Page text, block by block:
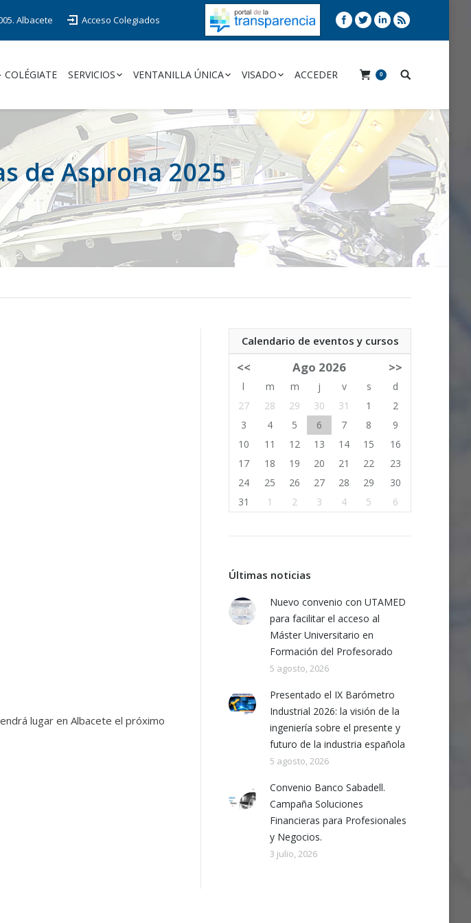
Albacete Acceso Colegiados
SERVICIOS VENTANILLA ÚNICA VISADO ACCEDER 0
de Asprona 2025
lugar en Albacete el próximo
Calendario de eventos y cursos
<< Ago 2026 >>
l m m j v s
d
27
28 29 30 31 1
2
3
4 5 6 7 8
9
10
11 12 13 14 15
16
17
18 19 20 21 22
23
24
25 26 27 28 29
30
31
1 2 3 4 5 6
Últimas noticias
Nuevo convenio con UTAMED
para facilitar el acceso al
Máster Universitario en
Formación del Profesorado
5 agosto, 2026
Presentado el IX Barómetro
Industrial 2026: la visión de la
ingeniería sobre el presente y
futuro de la industria española
5 agosto, 2026
Convenio Banco Sabadell.
Campaña Soluciones
Financieras para Profesionales
y Negocios.
3 julio, 2026